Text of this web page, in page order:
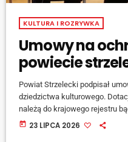
KULTURA I ROZRYWKA
Umowy na
powiecie
Powiat Strzelecki podpisał
dziedzictwa kulturowego.
należą do krajowego rejestru
Parafia Rzymskokatolicka pw.
today 23 LIPCA 2026